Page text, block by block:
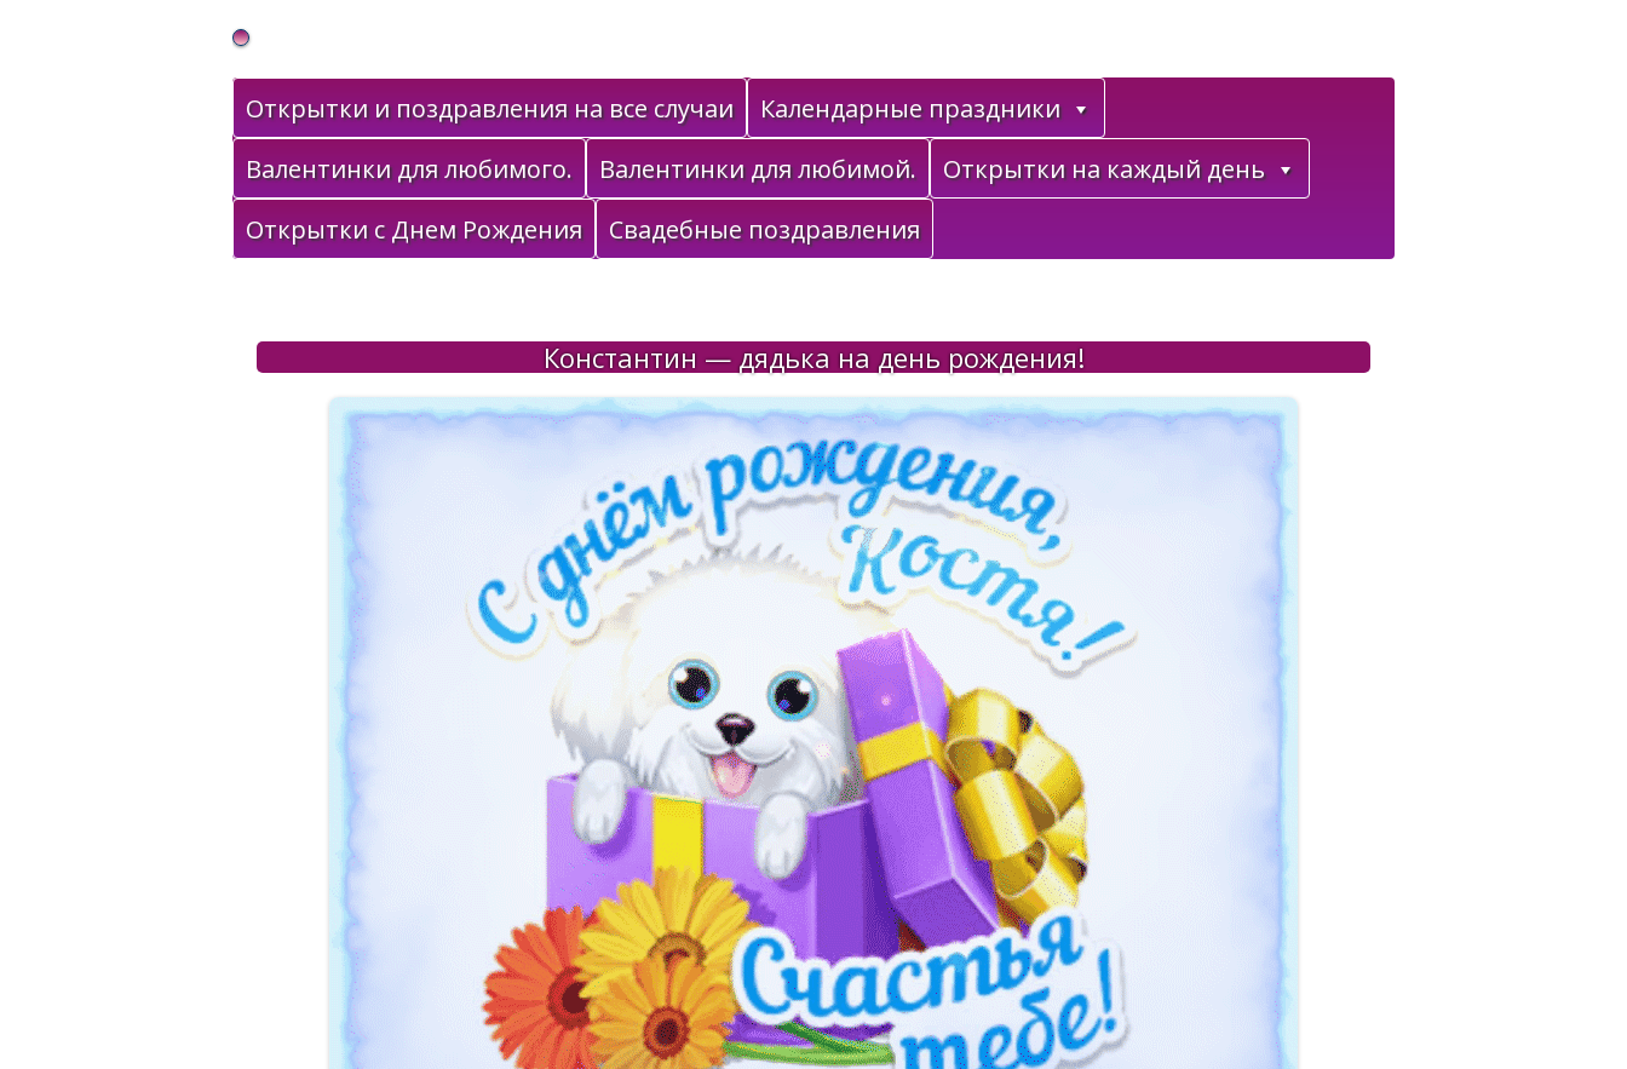
Gif Открытки в подарок
Открытки и поздравления на все случаи
Календарные праздники
Валентинки для любимого.
Валентинки для любимой.
Открытки на каждый день
Открытки с Днем Рождения
Свадебные поздравления
Константин — дядька на день рождения!